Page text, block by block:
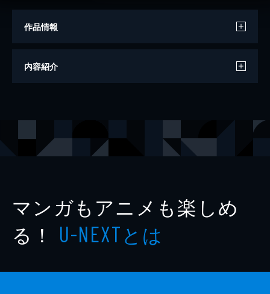
作品情報
著者
甘崎水菓
著者 宮原都
出版社 一迅社
内容紹介
マンガもアニメも楽しめ
る！ U-NEXTとは